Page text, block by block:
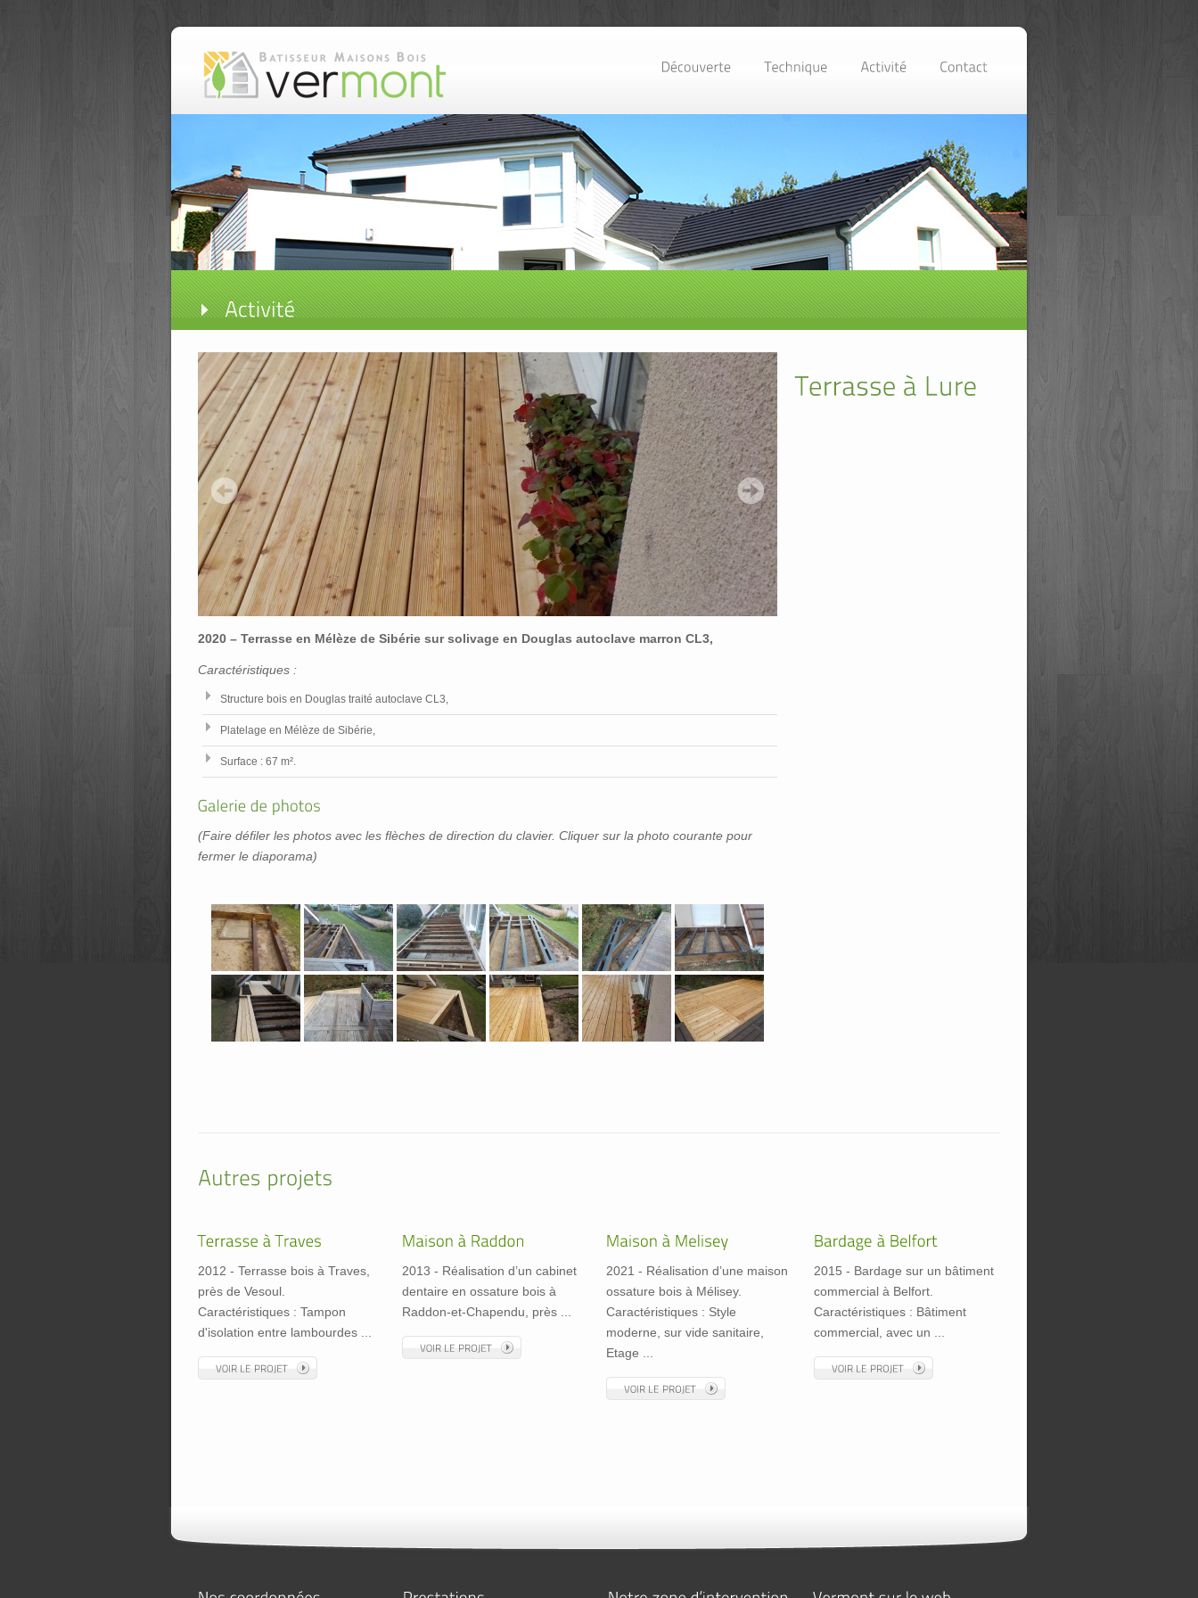
2020 – Terrasse en Mélèze de Sibérie sur solivage en Douglas autoclave marron CL3,
Caractéristiques :
Structure bois en Douglas traité autoclave CL3,
Platelage en Mélèze de Sibérie,
Surface : 67 m².
(Faire défiler les photos avec les flèches de direction du clavier. Cliquer sur la photo courante pour
fermer le diaporama)
2012 - Terrasse bois à Traves,
près de Vesoul.
Caractéristiques : Tampon
d'isolation entre lambourdes ...
2013 - Réalisation d’un cabinet
dentaire en ossature bois à
Raddon-et-Chapendu, près ...
2021 - Réalisation d’une maison
ossature bois à Mélisey.
Caractéristiques : Style
moderne, sur vide sanitaire,
Etage ...
2015 - Bardage sur un bâtiment
commercial à Belfort.
Caractéristiques : Bâtiment
commercial, avec un ...